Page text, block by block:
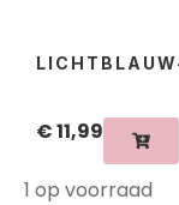
€11,99
1 op voorraad